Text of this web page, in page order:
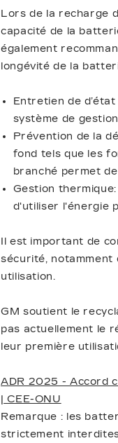
Lors de la recharge
capacité de la
également
longévité de la
Entretien de
système de
Prévention de la
fond tels que les
branché permet
Gestion
d'utiliser l'énergie
Il est important de
sécurité,
utilisation.
GM soutient le
pas actuellement le
leur première
ADR 2025 - Accord
| CEE-ONU
Remarque : les
strictement